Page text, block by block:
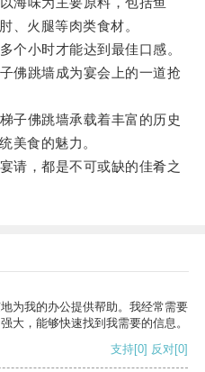
、火腿等肉类食材。
小时才能达到最佳口感。
跳墙成为宴会上的一道抢
佛跳墙承载着丰富的历史
美食的魅力。
，都是不可或缺的佳肴之
为我的办公提供帮助。我经常需要
大，能够快速找到我需要的信息。
支持[0] 反对[0]